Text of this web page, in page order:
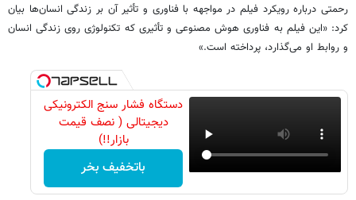
رحمتی درباره رویکرد فیلم در مواجهه با فناوری و تأثیر آن بر زندگی انسان‌ها بیان
کرد: «این فیلم به فناوری هوش مصنوعی و تأثیری که تکنولوژی روی زندگی انسان
و روابط او می‌گذارد، پرداخته است.»
دستگاه فشار سنج الکترونیکی
دیجیتالی ( نصف قیمت
بازار!!)
باتخفیف بخر